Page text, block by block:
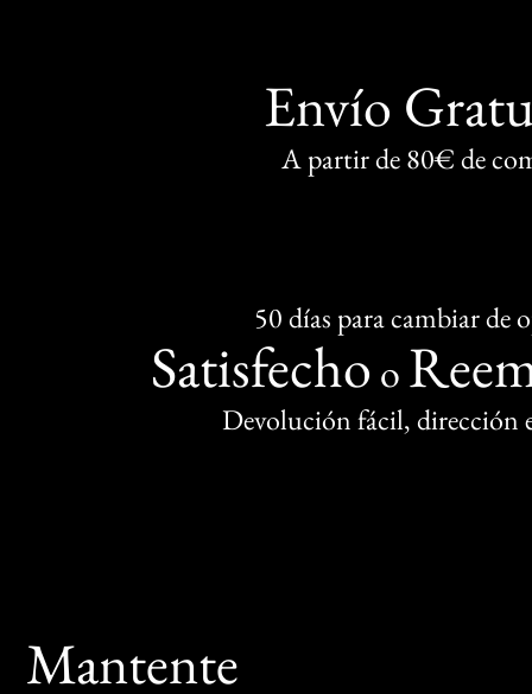
Envío
A partir de 80€ de
50 días para cambiar de
Satisfecho o
Devolución fácil, dirección
Mantente